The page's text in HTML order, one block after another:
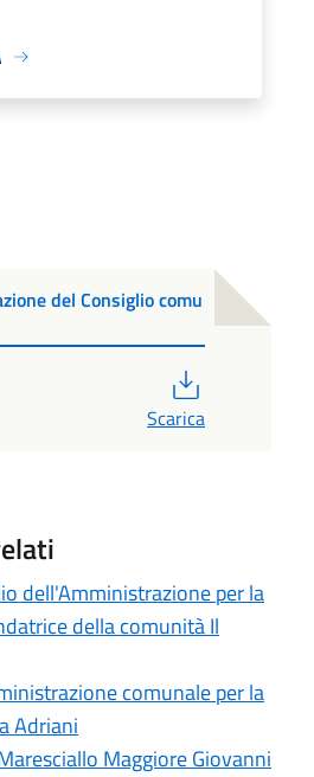
del Consiglio comu
Scarica
dell'Amministrazione per la
della comunità Il
comunale per la
Adriani
Maggiore Giovanni